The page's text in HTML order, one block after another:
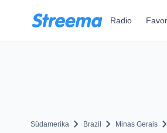
Radio
Südamerika chevron_right Brazil chevron_right Minas Gerais chevron_right